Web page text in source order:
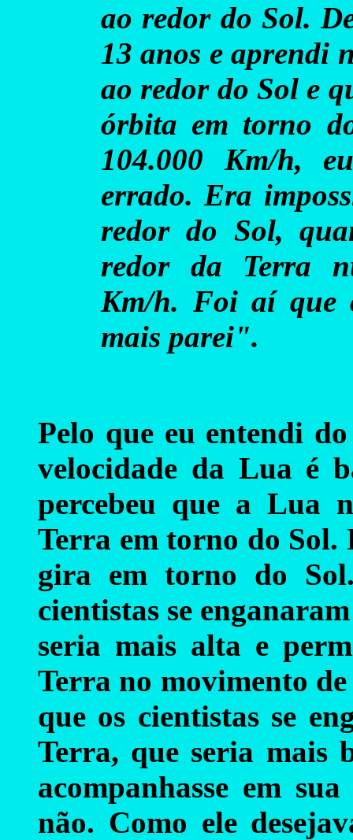
ao redor do Sol.
13 anos e aprendi
ao redor do Sol e
órbita em torno
104.000 Km/h,
errado. Era
redor do Sol,
redor da Terra
Km/h. Foi aí que
mais parei".
Pelo que eu entendi
velocidade da Lua é
percebeu que a Lua
Terra em torno do Sol.
gira em torno do
cientistas se
seria mais alta e
Terra no movimento
que os cientistas se
Terra, que seria mais
acompanhasse em
não. Como ele